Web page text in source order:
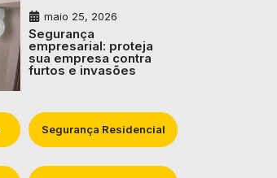
maio 25, 2026
Segurança
empresarial: proteja
sua empresa contra
furtos e invasões
Segurança Residencial